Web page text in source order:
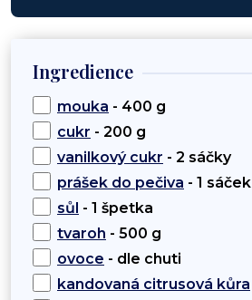
Ingredience
mouka - 400 g
cukr - 200 g
vanilkový cukr - 2 sáčky
prášek do pečiva - 1 sáček
sůl - 1 špetka
tvaroh - 500 g
ovoce - dle chuti
kandovaná citrusová kůra